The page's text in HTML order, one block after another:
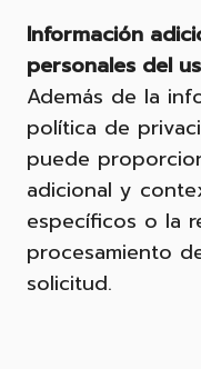
Información
personales del
Además de la
política de
puede
adicional y
específicos o la
procesamiento
solicitud.